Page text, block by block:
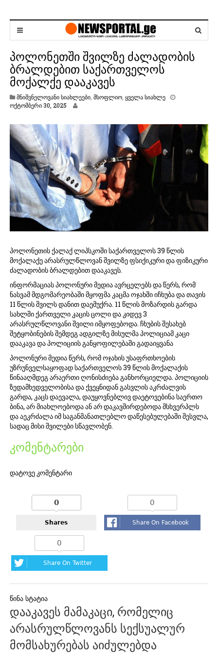
პოლონეთში შვილზე ძალადობის
ბრალდებით საქართველოს
მოქალქე დააკავეს
მნიშვნელოვანი სიახლეები მსოფლიო ყველა სიახლე
ოქტომბერი 30, 2025
ბ
ე
რ
ი
3
0
,
2
0
2
5
პოლონეთის ქალაქ ლიპსკოში საქართველოს 39 წლის
მოქალაქე არასრულწლოვან შვილზე ფსიქიკური და ფიზიკური
ძალადობის ბრალდებით დააკავეს.
ინფორმაციას პოლონური მედია ავრცელებს და წერს, რომ
ნასვამ მდგომარეობაში მყოფმა კაცმა ოჯახში იჩხუბა და თავის
11 წლის შვილს დანით დაემუქრა. 11 წლის მოზარდის გარდა
სახლში ქართველი კაცის ცოლი და კიდევ 3
არასრულწლოვანი შვილი იმყოფებოდა. ჩხუბის შესახებ
შეტყობინების შემდეგ ადგილზე მისულმა პოლიციამ კაცი
დააკავა და პოლიციის განყოფილებაში გადაიყვანა
პოლონური მედია წერს, რომ ოჯახის უსაფრთხოების
უზრუნველსაყოფად საქართველოს 39 წლის მოქალაქის
წინააღმდეგ არაერთი ღონისძიება განხორციელდა. პოლიციის
ზედამხედველობისა და ქვეყნიდან გასვლის აკრძალვის
გარდა, კაცს დაევალა, დაუყოვნებლივ დაეტოვებინა საერთო
ბინა, არ მიახლოებოდა ან არ დაკავშირდებოდა მსხვერპლს
და აეკრძალა იმ საგანმანათლებლო დაწესებულებაში შესვლა,
სადაც მისი შვილები სწავლობენ.
კომენტარები
დატოვე კომენტარი
0
Shares
0
Share On Facebook
0
Share On Twitter
პოსტის
ნავიგაცია
დააკავეს მამაკაცი, რომელიც
არასრულწლოვანს სექსუალურ
მომსახურებას აიძულებდა